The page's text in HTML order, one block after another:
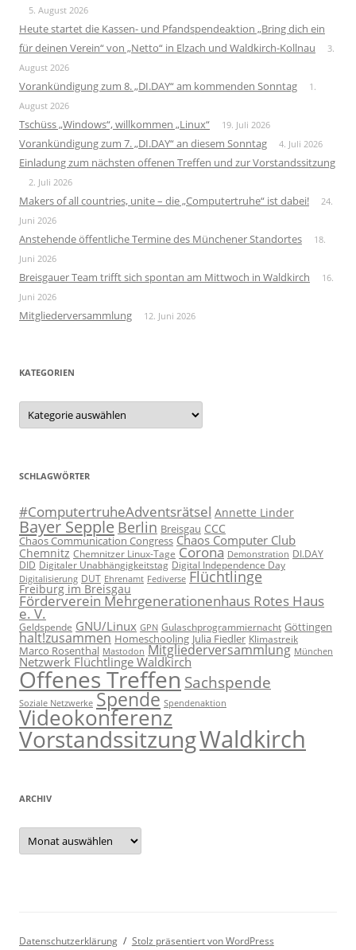
5. August 2026
Heute startet die Kassen- und Pfandspendeaktion „Bring dich ein
für deinen Verein“ von „Netto“ in Elzach und Waldkirch-Kollnau
3.
August 2026
Vorankündigung zum 8. „DI.DAY“ am kommenden Sonntag
1.
August 2026
Tschüss „Windows“, willkommen „Linux“ 19. Juli 2026
Vorankündigung zum 7. „DI.DAY“ an diesem Sonntag 4. Juli 2026
Einladung zum nächsten offenen Treffen und zur Vorstandssitzung
2. Juli 2026
Makers of all countries, unite – die „Computertruhe“ ist dabei!
24.
Juni 2026
Anstehende öffentliche Termine des Münchener Standortes
18.
Juni 2026
Breisgauer Team trifft sich spontan am Mittwoch in Waldkirch
16.
Juni 2026
Mitgliederversammlung 12. Juni 2026
KATEGORIEN
Kategorien
SCHLAGWÖRTER
#ComputertruheAdventsrätsel Annette Linder
Bayer Sepple Berlin Breisgau CCC
Chaos Communication Congress Chaos Computer Club
Chemnitz Chemnitzer Linux-Tage Corona Demonstration DI.DAY
DID Digitaler Unabhängigkeitstag Digital Independence Day
Digitalisierung DUT Ehrenamt Fediverse Flüchtlinge
Freiburg im Breisgau
Förderverein Mehrgenerationenhaus Rotes Haus
e. V.
Geldspende GNU/Linux GPN Gulaschprogrammiernacht Göttingen
halt!zusammen Homeschooling Julia Fiedler Klimastreik
Marco Rosenthal Mastodon Mitgliederversammlung München
Netzwerk Flüchtlinge Waldkirch
Offenes Treffen Sachspende
Soziale Netzwerke Spende Spendenaktion
Videokonferenz
VorstandssitzungWaldkirch
ARCHIV
Archiv
Datenschutzerklärung Stolz präsentiert von WordPress